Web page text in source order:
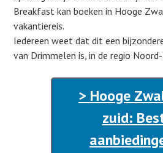
Breakfast kan boeken in Hooge
vakantiereis.
Iedereen weet dat dit een
van Drimmelen is, in de regio
> Hooge
zuid: